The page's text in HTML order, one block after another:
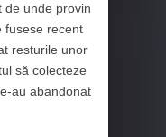
de unde provin
fusese recent
resturile unor
să colecteze
au abandonat